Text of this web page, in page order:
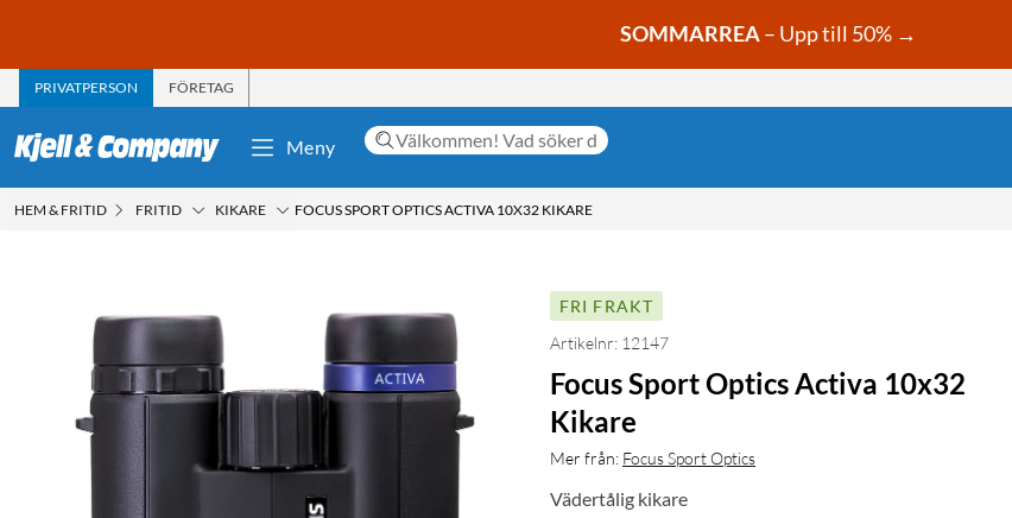
SOMMARREA– Upp till 50% →
PRIVATPERSON FÖRETAG
Meny
HEM & FRITID FRITID KIKARE FOCUS SPORT OPTICS ACTIVA 10X32 KIKARE
FRI FRAKT
Artikelnr: 12147
Focus Sport Optics Activa 10x32
Kikare
Mer från: Focus Sport Optics
Vädertålig kikare